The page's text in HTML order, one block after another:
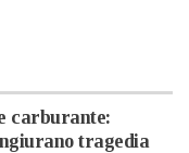
carburante:
tragedia